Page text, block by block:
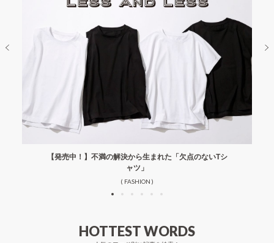
【発売中！】不満の解決から生まれた「欠点のないTシ
ャツ」
( FASHION )
HOTTEST WORDS